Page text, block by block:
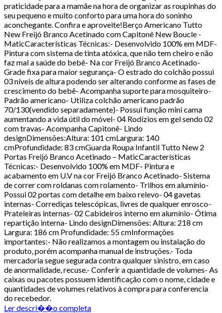
praticidade para a mamãe na hora de organizar as roupinhas do
seu pequeno e muito conforto para uma hora do soninho
aconchegante. Confira e aproveite!Berço Americano Tutto
New Freijó Branco Acetinado com Capitonê New Boucle -
MaticCaracterísticas Técnicas:- Desenvolvido 100% em MDF-
Pintura com sistema de tinta atóxica, que não tem cheiro e não
faz mal a saúde do bebê- Na cor Freijó Branco Acetinado-
Grade fixa para maior segurança- O estrado do colchão possui
03 níveis de altura podendo ser alterando conforme as fases de
crescimento do bebê- Acompanha suporte para mosquiteiro-
Padrão americano- Utiliza colchão americano padrão
70/130(vendido separadamente)- Possui função mini cama
aumentando a vida útil do móvel- 04 Rodízios em gel sendo 02
com travas- Acompanha Capitonê- Lindo
designDimensões:Altura: 101 cmLargura: 140
cmProfundidade: 83 cmGuarda Roupa Infantil Tutto New 2
Portas Freijó Branco Acetinado – MaticCaracterísticas
Técnicas:- Desenvolvido 100% em MDF- Pintura e
acabamento em U.V na cor Freijó Branco Acetinado- Sistema
de correr com roldanas com rolamento- Trilhos em alumínio-
Possui 02 portas com detalhe em baixo relevo- 04 gavetas
internas- Corrediças telescópicas, livres de qualquer enrosco-
Prateleiras internas- 02 Cabideiros interno em alumínio- Ótima
repartição interna- Lindo designDimensões: Altura: 218 cm
Largura: 186 cm Profundidade: 55 cmInformações
importantes:- Não realizamos a montagem ou instalação do
produto, porém acompanha manual de instruções.- Toda
mercadoria segue segurada contra qualquer sinistro, em caso
de anormalidade, recuse.- Conferir a quantidade de volumes- As
caixas ou pacotes possuem identificação com o nome, cidade e
quantidades de volumes relativos à compra para conferencia
do recebedor.
Ler descri��o completa